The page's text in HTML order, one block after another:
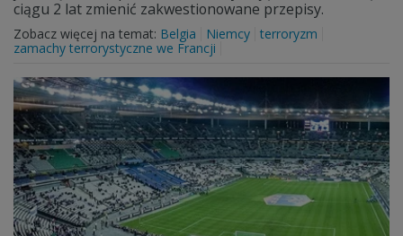
ciągu 2 lat zmienić zakwestionowane przepisy.
Zobacz więcej na temat: Belgia Niemcy terroryzm
zamachy terrorystyczne we Francji